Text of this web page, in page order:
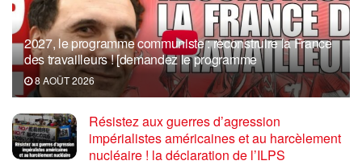
2027, le programme communiste : reconstruire la France
des travailleurs ! [demandez le programme
8 AOÛT 2026
Résistez aux guerres d’agression
impérialistes américaines et au harcèlement
nucléaire ! la déclaration de l’ILPS